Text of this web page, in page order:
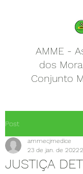
AMME -
dos
Conjunto
Post
JUSTIÇA
ammecjmedice
23 de jan. de 2022